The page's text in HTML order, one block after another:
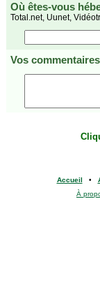
Où êtes-vous
Total.net, Uunet,
Vos commentaires
Accueil •
À